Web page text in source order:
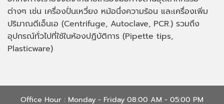
ต่างๆ เช่น เครื่องปั่นเหวี่ยง หม้อนึ่งความร้อน และเครื่องเพิ่ม
ปริมาณดีเอ็นเอ (Centrifuge, Autoclave, PCR.) รวมถึง
อุปกรณ์ทั่วไปที่ใช้ในห้องปฏิบัติการ (Pipette tips,
Plasticware)
Office Hour : Monday - Friday 08:00 AM - 05:00 PM